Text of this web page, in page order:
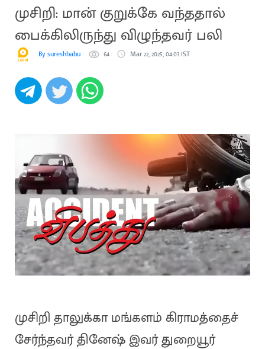
முசிறி: மான் குறுக்கே வந்ததால்
பைக்கிலிருந்து விழுந்தவர் பலி
By sureshbabu 64 Mar 22, 2025, 04:03 IST
முசிறி தாலுக்கா மங்களம் கிராமத்தைச்
சேர்ந்தவர் தினேஷ் இவர் துறையூர்